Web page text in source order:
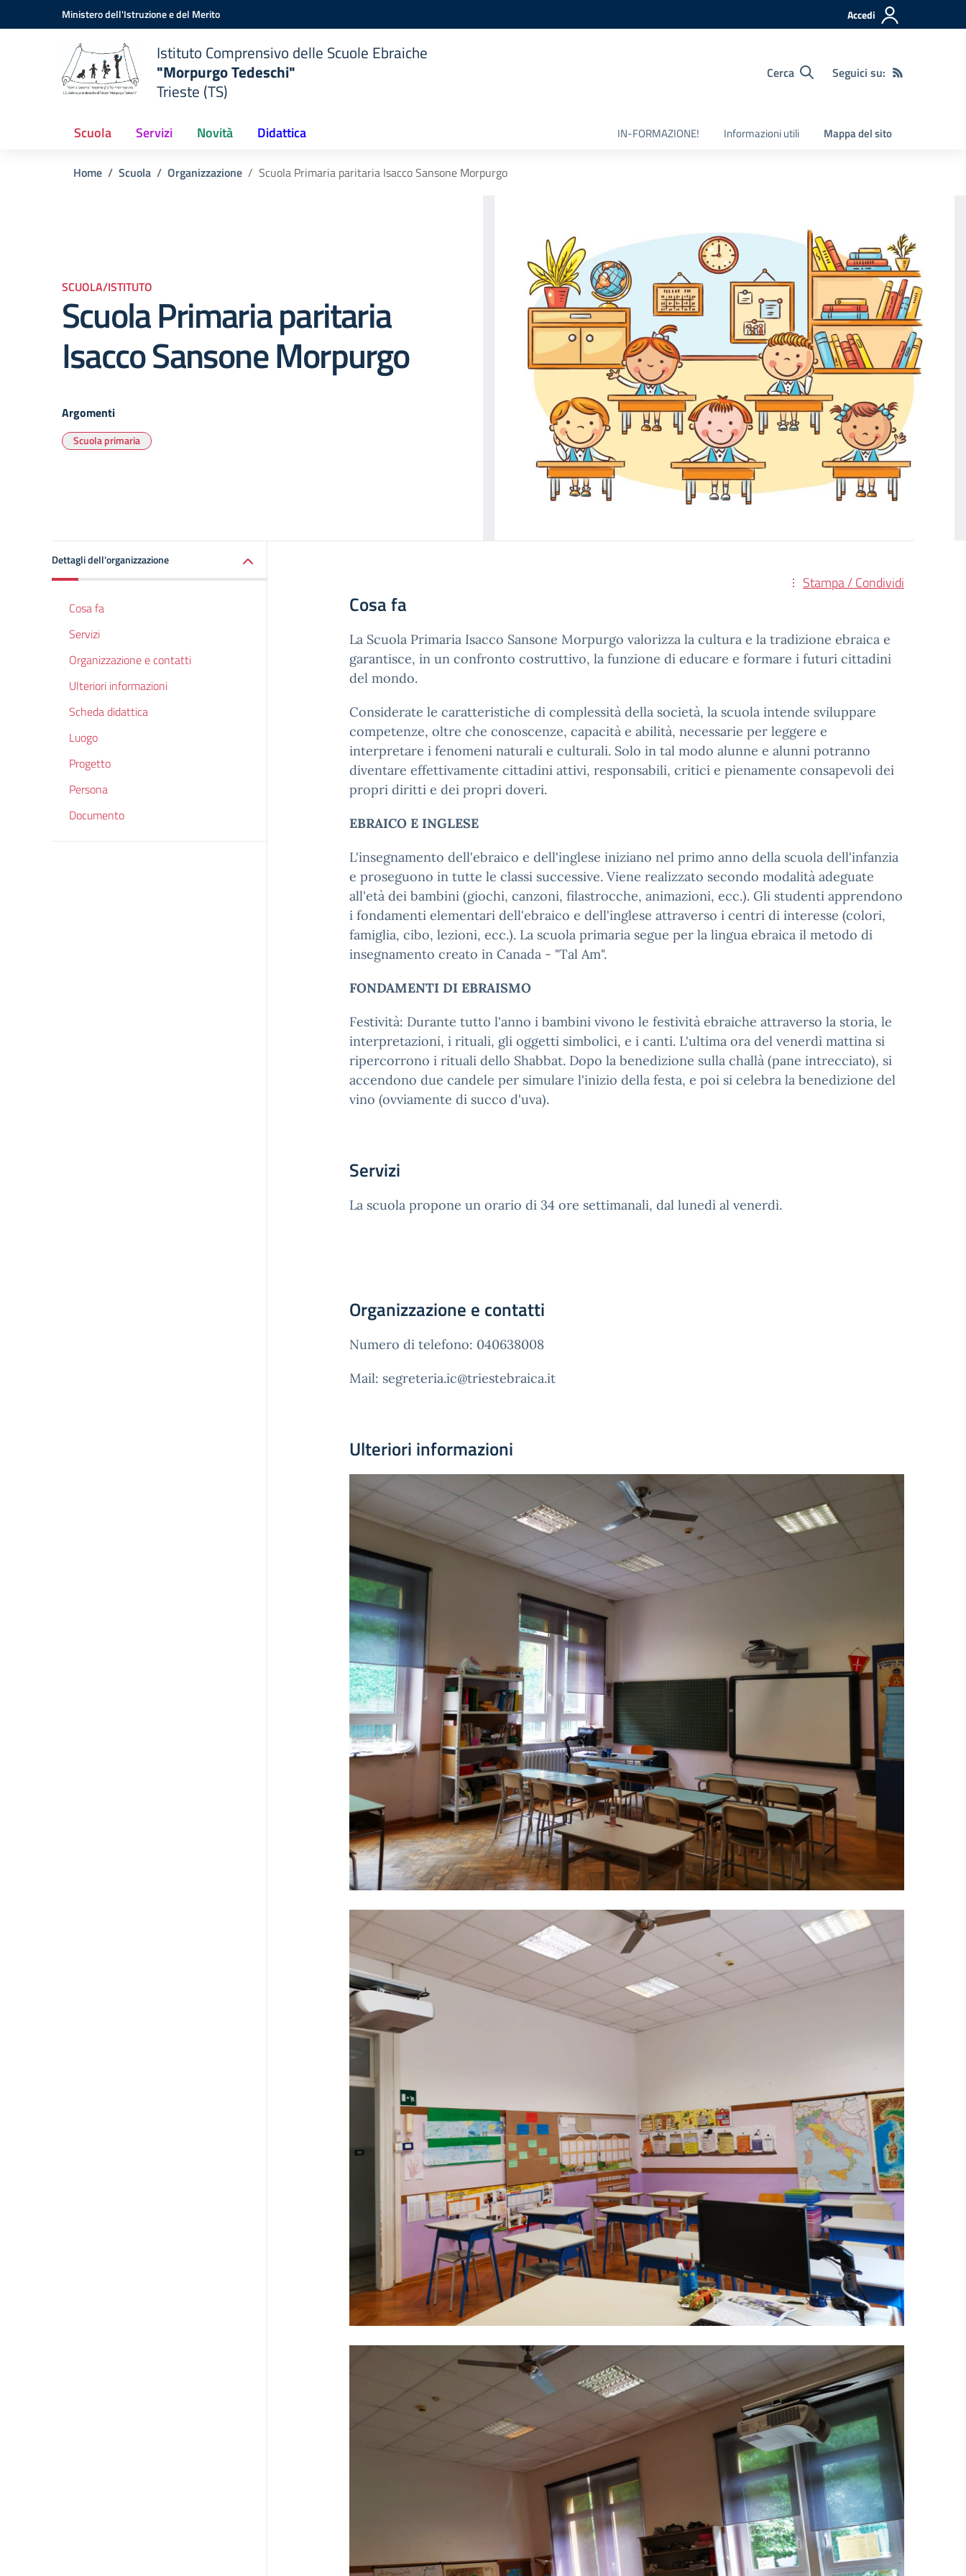
Vai ai contenuti
Vai al menu di navigazioneMinistero dell'Istruzione e del Merito Accedi
Istituto Comprensivo delle Scuole Ebraiche
"Morpurgo Tedeschi"
Trieste (TS)
Cerca Seguici su:
Scuola Servizi Novità Didattica IN-FORMAZIONE! Informazioni utili Mappa del sito
Home Scuola Organizzazione Scuola Primaria paritaria Isacco Sansone Morpurgo
SCUOLA/ISTITUTO
Scuola Primaria paritaria
Isacco Sansone Morpurgo
Argomenti
Scuola primaria
Dettagli dell'organizzazione
Cosa fa
Servizi
Organizzazione e contatti
Ulteriori informazioni
Scheda didattica
Luogo
Progetto
Persona
Documento
Stampa / Condividi
Cosa fa
La Scuola Primaria Isacco Sansone Morpurgo valorizza la cultura e la tradizione ebraica e
garantisce, in un confronto costruttivo, la funzione di educare e formare i futuri cittadini
del mondo.
Considerate le caratteristiche di complessità della società, la scuola intende sviluppare
competenze, oltre che conoscenze, capacità e abilità, necessarie per leggere e
interpretare i fenomeni naturali e culturali. Solo in tal modo alunne e alunni potranno
diventare effettivamente cittadini attivi, responsabili, critici e pienamente consapevoli dei
propri diritti e dei propri doveri.
EBRAICO E INGLESE
L'insegnamento dell'ebraico e dell'inglese iniziano nel primo anno della scuola dell'infanzia
e proseguono in tutte le classi successive. Viene realizzato secondo modalità adeguate
all'età dei bambini (giochi, canzoni, filastrocche, animazioni, ecc.). Gli studenti apprendono
i fondamenti elementari dell'ebraico e dell'inglese attraverso i centri di interesse (colori,
famiglia, cibo, lezioni, ecc.). La scuola primaria segue per la lingua ebraica il metodo di
insegnamento creato in Canada - "Tal Am".
FONDAMENTI DI EBRAISMO
Festività: Durante tutto l'anno i bambini vivono le festività ebraiche attraverso la storia, le
interpretazioni, i rituali, gli oggetti simbolici, e i canti. L'ultima ora del venerdì mattina si
ripercorrono i rituali dello Shabbat. Dopo la benedizione sulla challà (pane intrecciato), si
accendono due candele per simulare l'inizio della festa, e poi si celebra la benedizione del
vino (ovviamente di succo d'uva).
Servizi
La scuola propone un orario di 34 ore settimanali, dal lunedì al venerdì.
Organizzazione e contatti
Numero di telefono: 040638008
Mail: segreteria.ic@triestebraica.it
Ulteriori informazioni